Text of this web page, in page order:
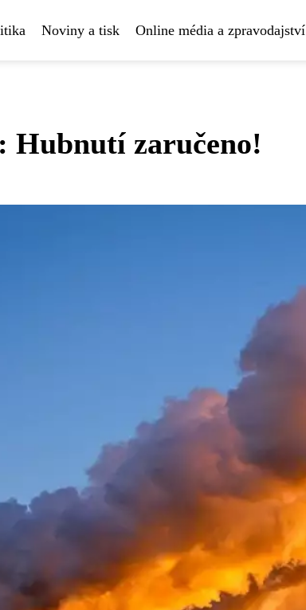
Noviny a tisk Online média a zpravodajství
Hubnutí zaručeno!